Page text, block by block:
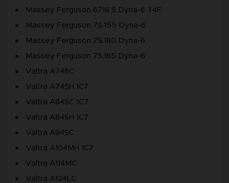
Massey Ferguson 6716 S Dyna-6 T4F
Massey Ferguson 7S.155 Dyna-6
Massey Ferguson 7S.180 Dyna-6
Massey Ferguson 7S.165 Dyna-6
Valtra A74SC
Valtra A74SH 1C7
Valtra A84SC 1C7
Valtra A84SH 1C7
Valtra A94SC
Valtra A104MH 1C7
Valtra A114MC
Valtra A124LC